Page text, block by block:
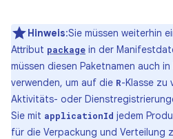
Hinweis:Sie müssen weiterhin
Attribut package in der
müssen diesen Paketnamen auch
verwenden, um auf die R-Klasse zu
Aktivitäts- oder
Sie mit applicationId jedem
für die Verpackung und Verteilung